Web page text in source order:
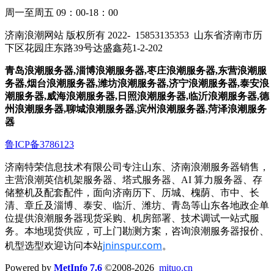
周一至周五 09：00-18：00
济南浪潮网站 版权所有 2022- 15853135353 山东省济南市历
下区花园庄东路39号达盛鑫苑1-2-202
青岛浪潮服务器,淄博浪潮服务器,枣庄浪潮服务器,东营浪潮服
务器,烟台浪潮服务器,潍坊浪潮服务器,济宁浪潮服务器,泰安浪
潮服务器,威海浪潮服务器,日照浪潮服务器,临沂浪潮服务器,德
州浪潮服务器,聊城浪潮服务器,滨州浪潮服务器,菏泽浪潮服务
器
鲁ICP备3786123
济南特荣信息技术有限公司专注山东、济南浪潮服务器销售，
主营浪潮英信机架服务器、塔式服务器、AI 算力服务器、存
储整机及配套配件，面向济南历下、历城、槐荫、市中、长
清、章丘及淄博、泰安、临沂、潍坊、青岛等山东各地政企单
位提供浪潮服务器现货采购、机房部署、技术调试一站式服
务。本地现货供应，可上门勘测方案，咨询浪潮服务器报价、
机型选型欢迎访问本站jninspur.com。
Powered by MetInfo 7.6 ©2008-2026 mituo.cn